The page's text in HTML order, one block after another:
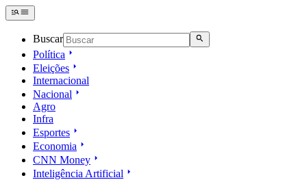
Buscar
Política
Eleições
Internacional
Nacional
Agro
Infra
Esportes
Economia
CNN Money
Inteligência Artificial